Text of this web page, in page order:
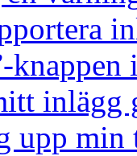
inlägg
upp min